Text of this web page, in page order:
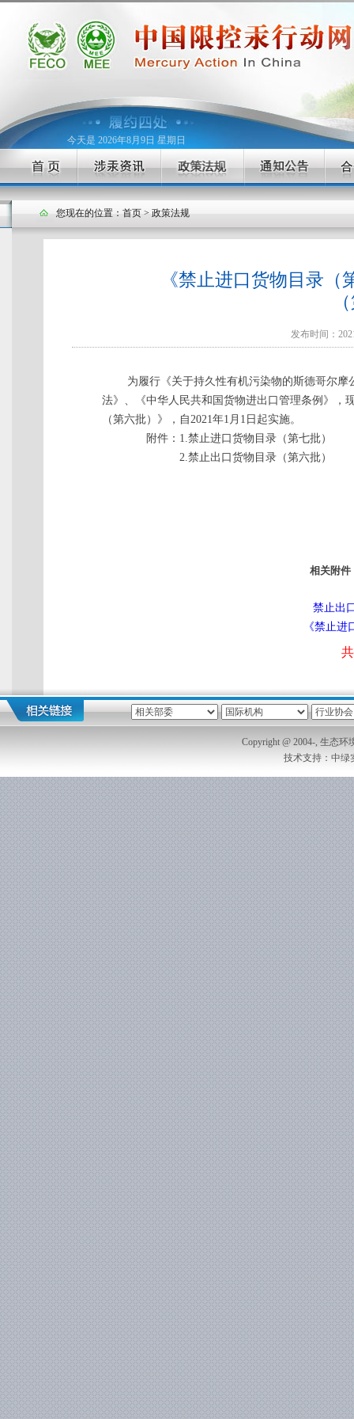
今天是 2026年8月9日 星期日
您现在的位置： 首页 > 政策法规
《禁止进口货物目录
发布时间：
为履行《关于持久性有机污染物的斯德哥尔
法》、《中华人民共和国货物进出口管理条例》，
（第六批）》，自2021年1月1日起实施。
附件：1.禁止进口货物目录（第七批）
2.禁止出口货物目录（第六批）
相关附件
禁止出
《禁止
Copyright @ 2004-, 生态环
技术支持：中绿